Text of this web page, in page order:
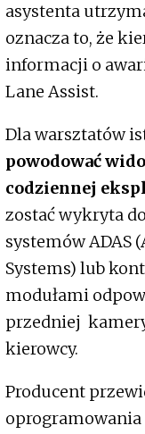
asystenta
oznacza to, że
informacji o
Lane Assist.
Dla warsztatów
powodować
codziennej
zostać wykryta
systemów ADAS
Systems) lub
modułami
przedniej
kierowcy.
Producent